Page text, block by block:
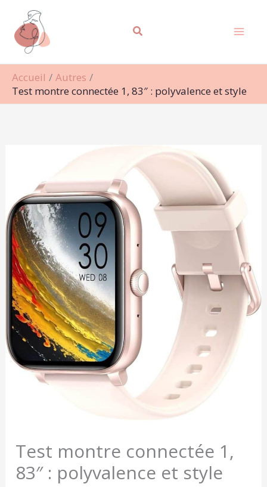
contenu
Accueil
Autres
Test montre connectée 1, 83″ : polyvalence et style
Test montre connectée 1,
83″ : polyvalence et style
Rechercher